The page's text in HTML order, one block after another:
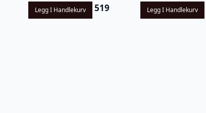
Legg I Handlekurv 519 Legg I Handlekurv